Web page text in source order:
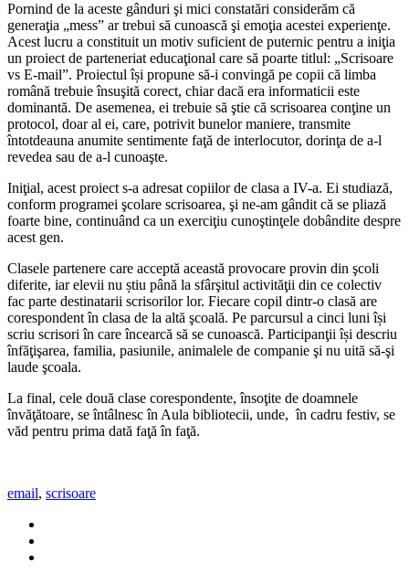
Pornind de la aceste gânduri şi mici constatări considerăm că
generaţia „mess” ar trebui să cunoască şi emoţia acestei experienţe.
Acest lucru a constituit un motiv suficient de puternic pentru a iniţia
un proiect de parteneriat educaţional care să poarte titlul: „Scrisoare
vs E-mail”. Proiectul își propune să-i convingă pe copii că limba
română trebuie însuşită corect, chiar dacă era informaticii este
dominantă. De asemenea, ei trebuie să ştie că scrisoarea conţine un
protocol, doar al ei, care, potrivit bunelor maniere, transmite
întotdeauna anumite sentimente faţă de interlocutor, dorinţa de a-l
revedea sau de a-l cunoaşte.
Iniţial, acest proiect s-a adresat copiilor de clasa a IV-a. Ei studiază,
conform programei şcolare scrisoarea, şi ne-am gândit că se pliază
foarte bine, continuând ca un exerciţiu cunoştinţele dobândite despre
acest gen.
Clasele partenere care acceptă această provocare provin din şcoli
diferite, iar elevii nu știu până la sfârşitul activităţii din ce colectiv
fac parte destinatarii scrisorilor lor. Fiecare copil dintr-o clasă are
corespondent în clasa de la altă şcoală. Pe parcursul a cinci luni își
scriu scrisori în care încearcă să se cunoască. Participanţii își descriu
înfăţişarea, familia, pasiunile, animalele de companie şi nu uită să-şi
laude şcoala.
La final, cele două clase corespondente, însoţite de doamnele
învăţătoare, se întâlnesc în Aula bibliotecii, unde, în cadru festiv, se
văd pentru prima dată faţă în faţă.
email, scrisoare